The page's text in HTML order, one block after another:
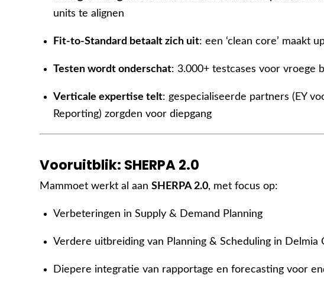
units te alignen
Fit-to-Standard betaalt zich uit: een ‘clean core’ maakt
Testen wordt onderschat: 3.000+ testcases voor vroege
Verticale expertise telt: gespecialiseerde partners (EY
Reporting) zorgden voor diepgang
Vooruitblik: SHERPA 2.0
Mammoet werkt al aanSHERPA 2.0, met focus op:
Verbeteringen in Supply & Demand Planning
Verdere uitbreiding van Planning & Scheduling in Delmia
Diepere integratie van rapportage en forecasting voor